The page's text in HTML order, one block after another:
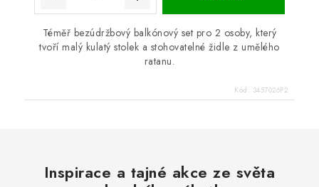
Téměř bezúdržbový balkónový set pro 2 osoby, který
tvoří malý kulatý stolek a stohovatelné židle z umělého
ratanu.
Kód: 3457026P2
Inspirace a tajné akce ze světa